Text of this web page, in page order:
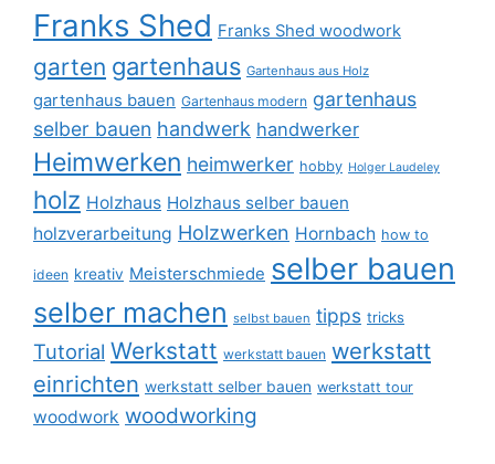
Franks Shed Franks Shed woodwork
garten gartenhaus Gartenhaus aus Holz
gartenhaus bauen Gartenhaus modern gartenhaus
selber bauen handwerk handwerker
Heimwerken heimwerker hobby Holger Laudeley
holz Holzhaus Holzhaus selber bauen
holzverarbeitung Holzwerken Hornbach how to
ideen kreativ Meisterschmiede selber bauen
selber machen selbst bauen tipps tricks
Tutorial Werkstatt werkstatt bauen werkstatt
einrichten werkstatt selber bauen werkstatt tour
woodwork woodworking